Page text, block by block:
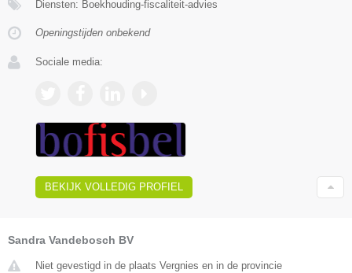
Diensten: Boekhouding-fiscaliteit-advies
Openingstijden onbekend
Sociale media:
BEKIJK VOLLEDIG PROFIEL
Sandra Vandebosch BV
Niet gevestigd in de plaats Vergnies en in de provincie